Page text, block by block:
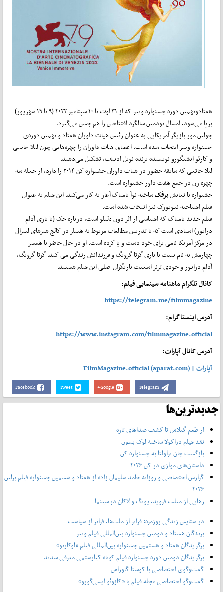
هفتادونهمین دوره جشنواره ونیز که از ۳۱ اوت تا ۱۰ سپتامبر ۲۰۲۲ (۹ تا ۱۹ شهریور)
برپا می‌شود، امسال نودمین سالگرد افتتاحش را هم جشن می‌گیرد.
جولین مور بازیگر آمریکایی به عنوان رئیس هیات داوران هفتاد و نهمین دوره‌ی
جشنواره ونیز انتخاب شده است. اعضای هیات داوران را چهره‌هایی چون لیلا حاتمی
و کازئو ایشیگورو نویسنده برنده نوبل ادبیات، تشکیل می‌دهند.
لیلا حاتمی که سابقه حضور در هیات داوران جشنواره کن ۲۰۱۴ را دارد، از جمله سه
چهره زن در جمع هفت داور جشنواره است.
جشنواره با نمایشبرفکساخته نوآ بامباک آغاز به کار می‌کند. این فیلم به عنوان
فیلم افتتاحیه نیویورک نیز انتخاب شده است.
فیلم جدید بامباک که اقتباسی از اثر دون دلیلو است، درباره جک (با بازی آدام
درایور) استادی است که با تدریس مطالعات مربوط به هیتلر در کالج هنرهای لیبرال
در مرکز آمریکا نامی برای خود دست و پا کرده است. او در حال حاضر با همسر
چهارمش به نام ببیت با بازی گرتا گرویگ و فرزندانش زندگی می کند. گرتا گرویگ،
آدام درایور و جودی ترنر اسمیت بازیگران اصلی این فیلم هستند.
کانال تلگرام ماهنامه سینمایی فیلم:
https://telegram.me/filmmagazine
آدرس اینستاگرام:
https://www.instagram.com/filmmagazine.official
آدرس کانال آپارات:
آپارات | FilmMagazine.official (aparat.com)
Facebook Tweet Google+ Telegram
جدیدترین‌ها
از طعم گیلاس تا کشف صداهای تازه
نقد فیلم دراکولا ساخته لوک بسون
بازگشت جان تراولتا به جشنواره کن
داستان‌های موازی در کن ۲۰۲۶
گزارش اختصاصی و روزانه حامد سلیمان زاده از هفتاد و‌ ششمین جشنواره فیلم برلین
۲۰۲۶
رهایی از مثلث فروید، یونگ و لاکان در سینما
در ستایش زندگی روزمره: فراتر از ملت‌ها، فراتر از سیاست
برندگان هشتاد و دومین جشنواره بین‌المللی فیلم ونیز
برگزیدگان هفتاد و هشتمین جشنواره بین‌المللی فیلم «لوکارنو»
برگزیدگان دومین دوره جشنواره فیلم کوتاه کیارستمی معرفی شدند
گفت‌وگوی اختصاصی با کوستا گاوراس
گفت‌وگو اختصاصی مجله فیلم با «کازوئو ایشی‌گورو»